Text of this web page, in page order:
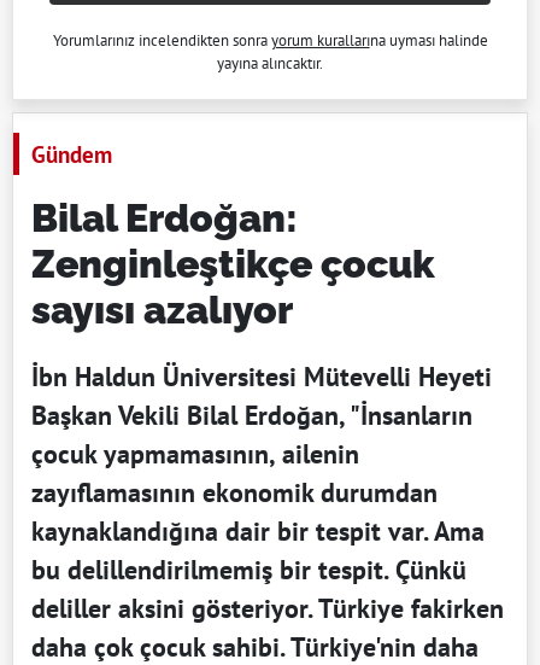
Yorumlarınız incelendikten sonrayorum kurallarına uyması halinde
yayına alıncaktır.
Gündem
Bilal Erdoğan:
Zenginleştikçe çocuk
sayısı azalıyor
İbn Haldun Üniversitesi Mütevelli Heyeti
Başkan Vekili Bilal Erdoğan, "İnsanların
çocuk yapmamasının, ailenin
zayıflamasının ekonomik durumdan
kaynaklandığına dair bir tespit var. Ama
bu delillendirilmemiş bir tespit. Çünkü
deliller aksini gösteriyor. Türkiye fakirken
daha çok çocuk sahibi. Türkiye'nin daha